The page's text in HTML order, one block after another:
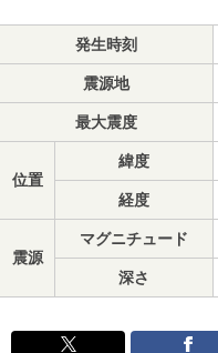
発生時刻
震源地
最大震度
位置
緯度
経度
震源
マグニチュード
深さ